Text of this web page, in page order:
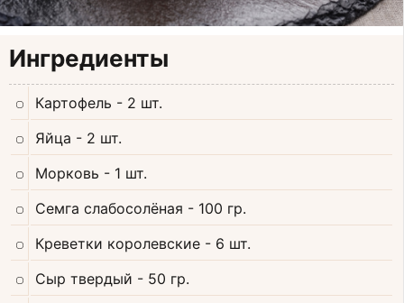
Ингредиенты
Картофель - 2 шт.
Яйца - 2 шт.
Морковь - 1 шт.
Семга слабосолёная - 100 гр.
Креветки королевские - 6 шт.
Сыр твердый - 50 гр.